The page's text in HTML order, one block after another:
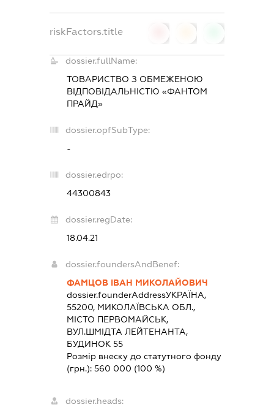
riskFactors.title
dossier.fullName:
ТОВАРИСТВО З ОБМЕЖЕНОЮ
ВІДПОВІДАЛЬНІСТЮ «ФАНТОМ
ПРАЙД»
dossier.opfSubType:
-
dossier.edrpo:
44300843
dossier.regDate:
18.04.21
dossier.foundersAndBenef:
ФАМЦОВ ІВАН МИКОЛАЙОВИЧ
dossier.founderAddressУКРАЇНА,
55200, МИКОЛАЇВСЬКА ОБЛ.,
МІСТО ПЕРВОМАЙСЬК,
ВУЛ.ШМІДТА ЛЕЙТЕНАНТА,
БУДИНОК 55
Розмір внеску до статутного фонду
(грн.): 560 000 (100 %)
dossier.heads: